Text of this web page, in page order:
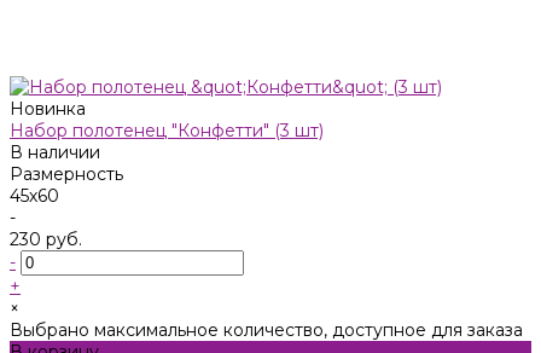
Новинка
Набор полотенец "Конфетти" (3 шт)
В наличии
Размерность
45х60
-
230 руб.
-
+
×
Выбрано максимальное количество, доступное для заказа